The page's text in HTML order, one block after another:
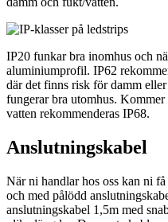
IP20 funkar bra inomhus och
aluminiumprofil. IP62
där det finns risk för damm
fungerar bra utomhus.
vatten rekommenderas IP68.
Anslutningskabel
När ni handlar hos oss kan ni
och med pålödd
anslutningskabel 1,5m med